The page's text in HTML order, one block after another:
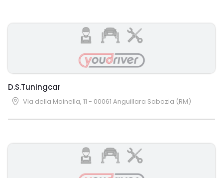
D.S.Tuningcar
Via della Mainella, 11 - 00061 Anguillara Sabazia (RM)